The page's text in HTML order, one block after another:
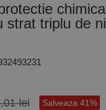
strat triplu de
lei Salveaza 41%